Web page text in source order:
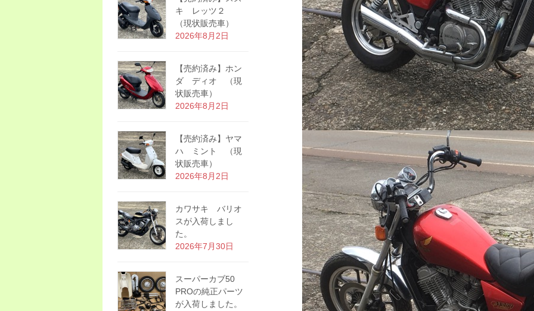
キ レッツ２
（現状販売車）
2026年8月2日
【売約済み】ホン
ダ ディオ （現
状販売車）
2026年8月2日
【売約済み】ヤマ
ハ ミント （現
状販売車）
2026年8月2日
カワサキ バリオ
スが入荷しまし
た。
2026年7月30日
スーパーカブ50
PROの純正パーツ
が入荷しました。